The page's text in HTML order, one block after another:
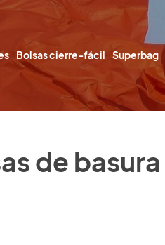
Bolsas cierre-fácil Superbag
de basura